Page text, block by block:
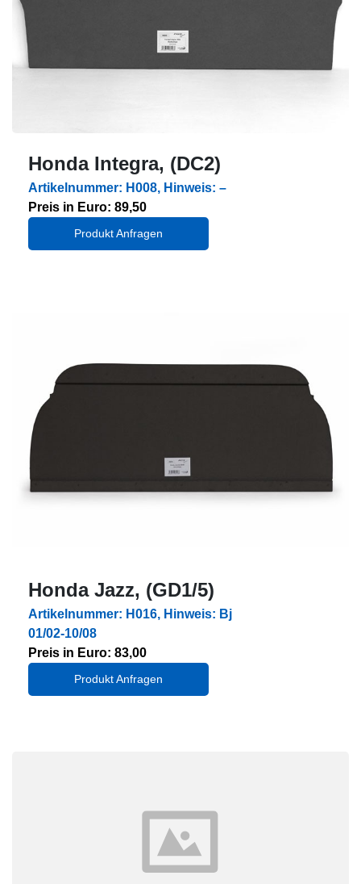
Honda Integra, (DC2)
Artikelnummer: H008, Hinweis: –
Preis in Euro: 89,50
Produkt Anfragen
Honda Jazz, (GD1/5)
Artikelnummer: H016, Hinweis: Bj
01/02-10/08
Preis in Euro: 83,00
Produkt Anfragen